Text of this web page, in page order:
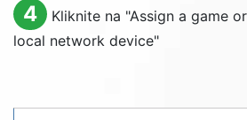
4 Kliknite na "Assign a game
local network device"